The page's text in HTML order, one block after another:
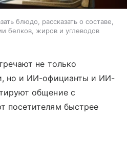
блюдо, рассказать о составе,
белков, жиров и углеводов
не только
но и ИИ-официанты и ИИ-
общение с
посетителям быстрее